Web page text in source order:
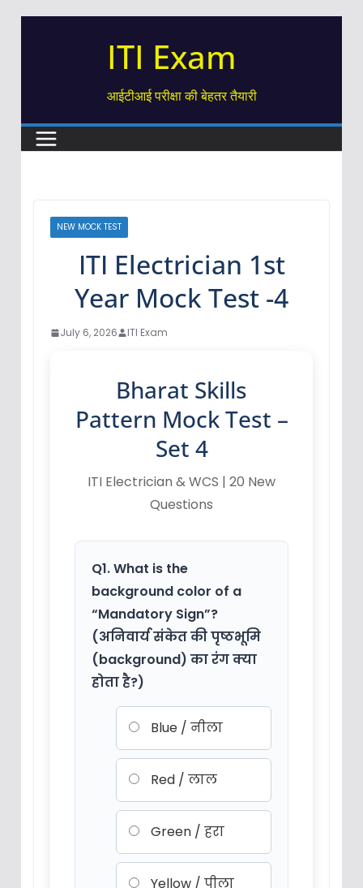
ITI Exam
आईटीआई परीक्षा की बेहतर तैयारी
NEW MOCK TEST
ITI Electrician 1st
Year Mock Test -4
July 6, 2026 ITI Exam
Bharat Skills
Pattern Mock Test –
Set 4
ITI Electrician & WCS | 20 New
Questions
Q1. What is the
background color of a
“Mandatory Sign”?
(अनिवार्य संकेत की पृष्ठभूमि
(background) का रंग क्या
होता है?)
Blue / नीला
Red / लाल
Green / हरा
Yellow / पीला